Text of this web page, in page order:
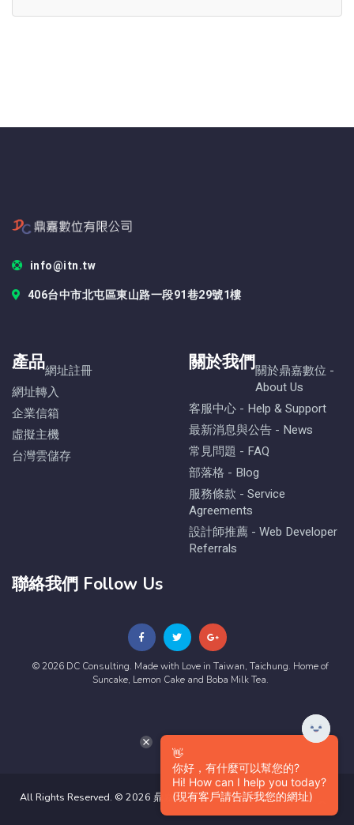
info@itn.tw
406台中市北屯區東山路一段91巷29號1樓
產品網址註冊
網址轉入
企業信箱
虛擬主機
台灣雲儲存
關於我們關於鼎嘉數位 -
About Us
客服中心 - Help & Support
最新消息與公告 - News
常見問題 - FAQ
部落格 - Blog
服務條款 - Service
Agreements
設計師推薦 - Web Developer
Referrals
聯絡我們 Follow Us
© 2026 DC Consulting. Made with Love in Taiwan, Taichung. Home of
Suncake, Lemon Cake and Boba Milk Tea.
All Rights Reserved. © 2026 鼎嘉數位有限公司版權所有
👋
你好，有什麼可以幫您的?
Hi! How can I help you today?
(現有客戶請告訴我您的網址)